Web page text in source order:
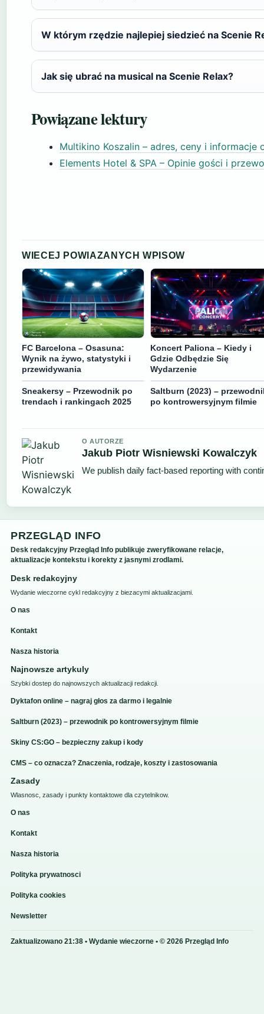
W którym rzędzie najlepiej siedzieć na Scenie
Jak się ubrać na musical na Scenie Relax?
Powiązane lektury
Multikino Koszalin – adres, ceny i informacje
Elements Hotel & SPA – Opinie gości i
WIECEJ POWIAZANYCH WPISOW
FC Barcelona – Osasuna:
Wynik na żywo, statystyki i
przewidywania
Koncert Paliona – Kiedy i
Gdzie Odbędzie Się
Wydarzenie
Sneakersy – Przewodnik po
trendach i rankingach 2025
Saltburn (2023) –
po kontrowersyjnym filmie
O AUTORZE
Jakub Piotr Wisniewski Kowalczyk
We publish daily fact-based reporting with
PRZEGLĄD INFO
Desk redakcyjny Przegląd Info publikuje zweryfikowane relacje,
aktualizacje kontekstu i korekty z jasnymi zrodlami.
Desk redakcyjny
Wydanie wieczorne cykl redakcyjny z biezacymi aktualizacjami.
O nas
Kontakt
Nasza historia
Najnowsze artykuly
Szybki dostep do najnowszych aktualizacji redakcji.
Dyktafon online – nagraj głos za darmo i legalnie
Saltburn (2023) – przewodnik po kontrowersyjnym filmie
Skiny CS:GO – bezpieczny zakup i kody
CMS – co oznacza? Znaczenia, rodzaje, koszty i zastosowania
Zasady
Wlasnosc, zasady i punkty kontaktowe dla czytelnikow.
O nas
Kontakt
Nasza historia
Polityka prywatnosci
Polityka cookies
Newsletter
Zaktualizowano 21:38 • Wydanie wieczorne • © 2026 Przegląd Info